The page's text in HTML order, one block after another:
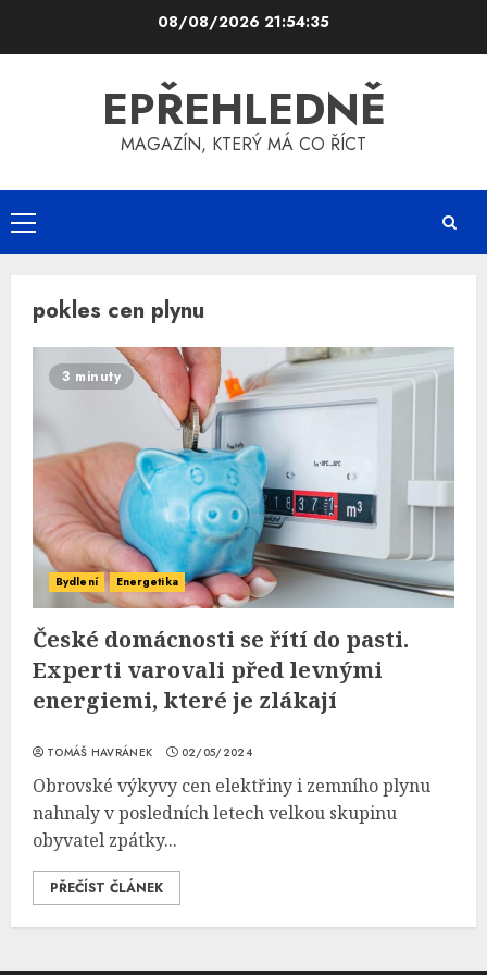
08/08/2026 21:54:35
EPŘEHLEDNĚ
MAGAZÍN, KTERÝ MÁ CO ŘÍCT
Primary
Menu
pokles cen plynu
3 minuty
Bydlení Energetika
České domácnosti se řítí do pasti.
Experti varovali před levnými
energiemi, které je zlákají
TOMÁŠ HAVRÁNEK 02/05/2024
Obrovské výkyvy cen elektřiny i zemního plynu
nahnaly v posledních letech velkou skupinu
obyvatel zpátky...
PŘEČÍST ČLÁNEK